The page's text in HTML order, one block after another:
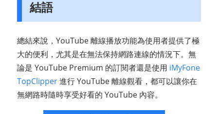
結語
總結來說，YouTube 離線播放功能為使用者提供了極
大的便利，尤其是在無法保持網路連線的情況下。無
論是 YouTube Premium 的訂閱者還是使用 iMyFone
TopClipper進行 YouTube 離線觀看，都可以讓你在
無網路時隨時享受好看的 YouTube 內容。